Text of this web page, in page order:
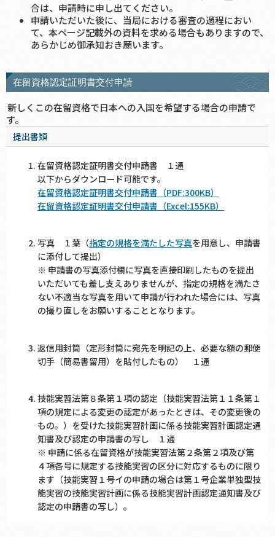
合は、申請時に申し出てください。
申請いただいた後に、当局における審査の過程におい
て、本ページ記載外の資料を求める場合もありますので、
あらかじめ御承知おき願います。
在留資格認定証明書交付申請
新しくこの在留資格で日本への入国を希望する場合の申請で
す。
提出書類
在留資格認定証明書交付申請書 １通
以下からダウンロード可能です。
在留資格認定証明書交付申請書（PDF:300KB）
在留資格認定証明書交付申請書（Excel:155KB）
写真 １葉（指定の規格を満たした写真を用意し、申請書
に添付して提出）
※ 申請書の写真添付欄に写真を直接印刷したものを提出
いただいても差し支えありませんが、指定の規格を満たさ
ない不適当な写真を用いて申請が行われた場合には、写真
の撮り直しをお願いすることとなります。
返信用封筒（定形封筒に宛先を明記の上、必要な額の郵便
切手（簡易書留用）を貼付したもの） １通
技能実習法第８条第１項の認定（技能実習法第１１条第１
項の規定による変更の認定があったときは、その変更後の
もの。）を受けた技能実習計画に係る技能実習計画認定通
知書及び認定の申請書の写し １通
※ 申請に係る在留資格が技能実習法第２条第２項及び第
４項各号に規定する技能実習の区分に対応するものに限り
ます（技能実習１号イの申請の場合は第１号企業単独型技
能実習の技能実習計画に係る技能実習計画認定通知書及び
認定の申請書の写し）。